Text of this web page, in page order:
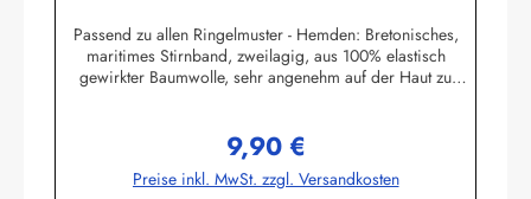
Passend zu allen Ringelmuster - Hemden: Bretonisches,
maritimes Stirnband, zweilagig, aus 100% elastisch
gewirkter Baumwolle, sehr angenehm auf der Haut zu
Wittmundinfo@modas-bekleidung.de
Regulärer Preis:
9,90 €
Preise inkl. MwSt. zzgl. Versandkosten